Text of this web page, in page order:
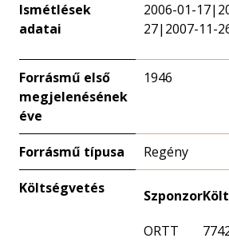
Ismétlések
adatai
2006-01-
27|2007-11-
Forrásmű első
megjelenésének
éve
1946
Forrásmű típusa Regény
Költségvetés Szponzor
ORTT